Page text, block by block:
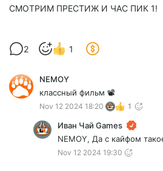
СМОТРИМ ПРЕСТИЖ И ЧАС ПИК 1!
2 1
NEMOY
классный фильм 📽️
Nov 12 2024 18:20 1
Иван Чай Games
NEMOY, Да с кайфом
Nov 12 2024 19:30